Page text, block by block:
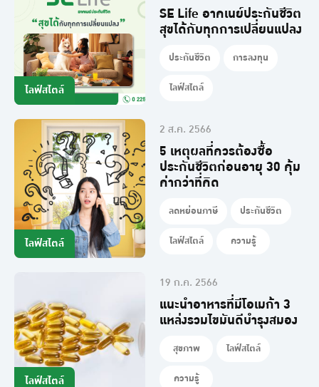
ไลฟ์สไตล์
SE Life อาคเนย์ประกันชีวิต
สุขได้กับทุกการเปลี่ยนแปลง
ประกันชีวิต การลงทุน
ไลฟ์สไตล์
ไลฟ์สไตล์
2 ส.ค. 2566
5 เหตุผลที่ควรต้องซื้อ
ประกันชีวิตก่อนอายุ 30 คุ้ม
ค่ากว่าที่คิด
ลดหย่อนภาษี ประกันชีวิต
ไลฟ์สไตล์ ความรู้
ไลฟ์สไตล์
19 ก.ค. 2566
แนะนำอาหารที่มีโอเมก้า 3
แหล่งรวมไขมันดีบำรุงสมอง
สุขภาพ ไลฟ์สไตล์
ความรู้